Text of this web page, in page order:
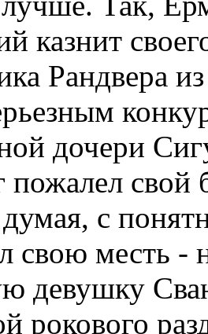
казнит
Рандвера
дочери
пожалел свой
думая, с
свою месть -
девушку
рокового